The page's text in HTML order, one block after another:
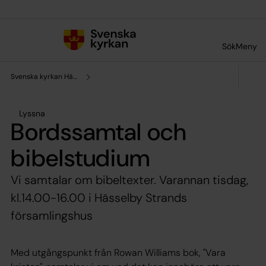
SökMeny
Svenska kyrkan Hässelby
Lyssna
Bordssamtal och
bibelstudium
Vi samtalar om bibeltexter. Varannan tisdag,
kl.14.00-16.00 i Hässelby Strands
församlingshus
Med utgångspunkt från Rowan Williams bok, "Vara